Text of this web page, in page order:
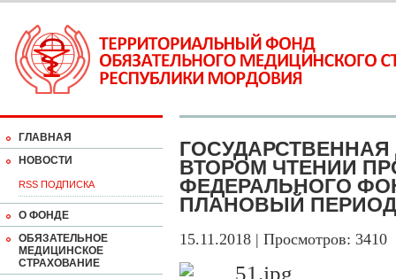
ГЛАВНАЯ
НОВОСТИ
RSS ПОДПИСКА
О ФОНДЕ
ОБЯЗАТЕЛЬНОЕ
МЕДИЦИНСКОЕ
СТРАХОВАНИЕ
ВТОРОМ ЧТЕНИИ
ФЕДЕРАЛЬНОГО
ПЛАНОВЫЙ ПЕРИОД
15.11.2018 | Просмотров: 3410